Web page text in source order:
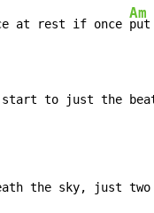
at rest if once
Am
start to just the
the sky, just two